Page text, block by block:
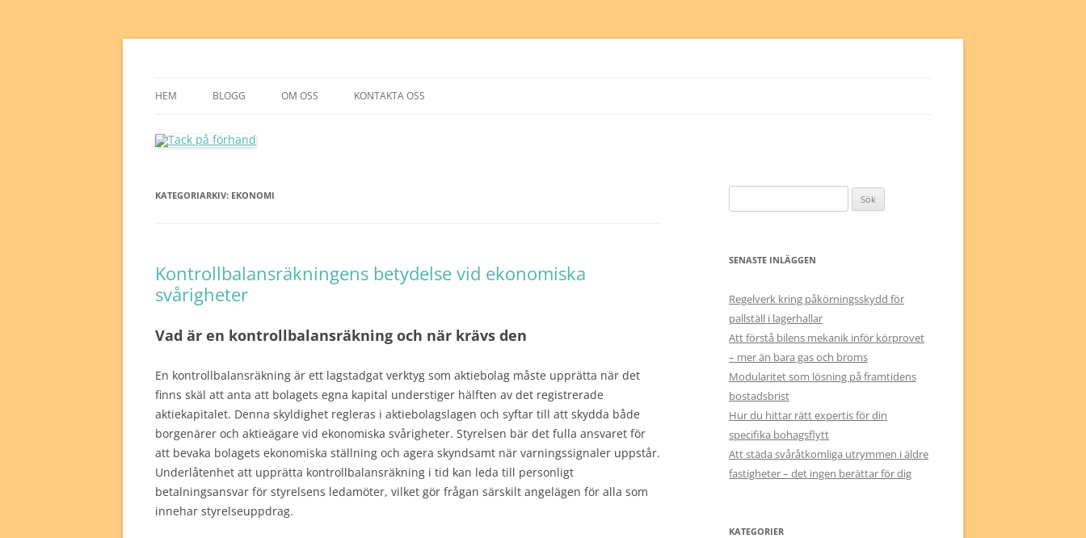
HEM BLOGG OM OSS KONTAKTA OSS
KATEGORIARKIV: EKONOMI
Kontrollbalansräkningens betydelse vid ekonomiska
svårigheter
Vad är en kontrollbalansräkning och när krävs den
En kontrollbalansräkning är ett lagstadgat verktyg som aktiebolag måste upprätta när det
finns skäl att anta att bolagets egna kapital understiger hälften av det registrerade
aktiekapitalet. Denna skyldighet regleras i aktiebolagslagen och syftar till att skydda både
borgenärer och aktieägare vid ekonomiska svårigheter. Styrelsen bär det fulla ansvaret för
att bevaka bolagets ekonomiska ställning och agera skyndsamt när varningssignaler uppstår.
Underlåtenhet att upprätta kontrollbalansräkning i tid kan leda till personligt
betalningsansvar för styrelsens ledamöter, vilket gör frågan särskilt angelägen för alla som
innehar styrelseuppdrag.
efter:
SENASTE INLÄGGEN
Regelverk kring påkörningsskydd för
pallställ i lagerhallar
Att förstå bilens mekanik inför körprovet
– mer än bara gas och broms
Modularitet som lösning på framtidens
bostadsbrist
Hur du hittar rätt expertis för din
specifika bohagsflytt
Att städa svåråtkomliga utrymmen i äldre
fastigheter – det ingen berättar för dig
KATEGORIER